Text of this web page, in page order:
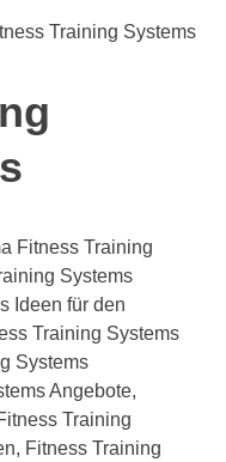
Training Systems
Fitness Training
Systems
Ideen für den
Training Systems
Systems
Angebote,
Training
Fitness Training